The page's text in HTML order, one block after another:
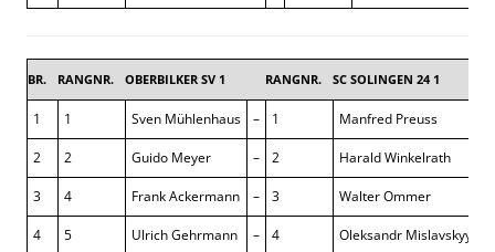
BR. RANGNR. OBERBILKER SV 1 RANGNR. SC SOLINGEN 24 1
1 1 Sven Mühlenhaus – 1 Manfred Preuss
2 2 Guido Meyer – 2 Harald Winkelrath
3 4 Frank Ackermann – 3 Walter Ommer
4 5 Ulrich Gehrmann – 4 Oleksandr Mislavskyy